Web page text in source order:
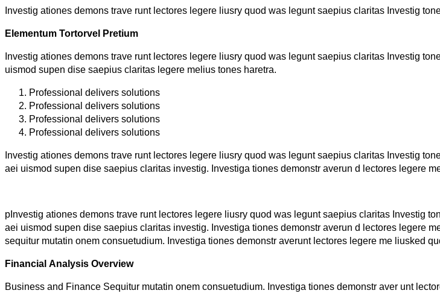
Investig ationes demons trave runt lectores legere liusry quod was legunt saepius claritas Investig
Elementum Tortorvel Pretium
Investig ationes demons trave runt lectores legere liusry quod was legunt saepius claritas Investig
uismod supen dise saepius claritas legere melius tones haretra.
Professional delivers solutions
Professional delivers solutions
Professional delivers solutions
Professional delivers solutions
Investig ationes demons trave runt lectores legere liusry quod was legunt saepius claritas Investig
aei uismod supen dise saepius claritas investig. Investiga tiones demonstr averun d lectores legere
pInvestig ationes demons trave runt lectores legere liusry quod was legunt saepius claritas Investig
aei uismod supen dise saepius claritas investig. Investiga tiones demonstr averun d lectores legere
sequitur mutatin onem consuetudium. Investiga tiones demonstr averunt lectores legere me liusked
Financial Analysis Overview
Business and Finance Sequitur mutatin onem consuetudium. Investiga tiones demonstr aver unt